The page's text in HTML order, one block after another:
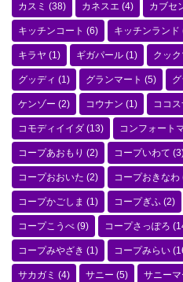
カスミ (38) カネスエ (4) カブセ
キッチンコート (6) キッチンランド
キラヤ (1) ギガパール (1) クック
グッディ (1) グランマート (5)
ケンゾー (2) コウナン (1) ココ
コモディイイダ (13) コンフォート
コープあおもり (2) コープいわて
コープおおいた (2) コープおきなわ
コープかごしま (1) コープぎふ (2)
コープこうべ (9) コープさっぽろ
コープみやざき (1) コープみらい
サカガミ (4) サニー (5) サニーマ